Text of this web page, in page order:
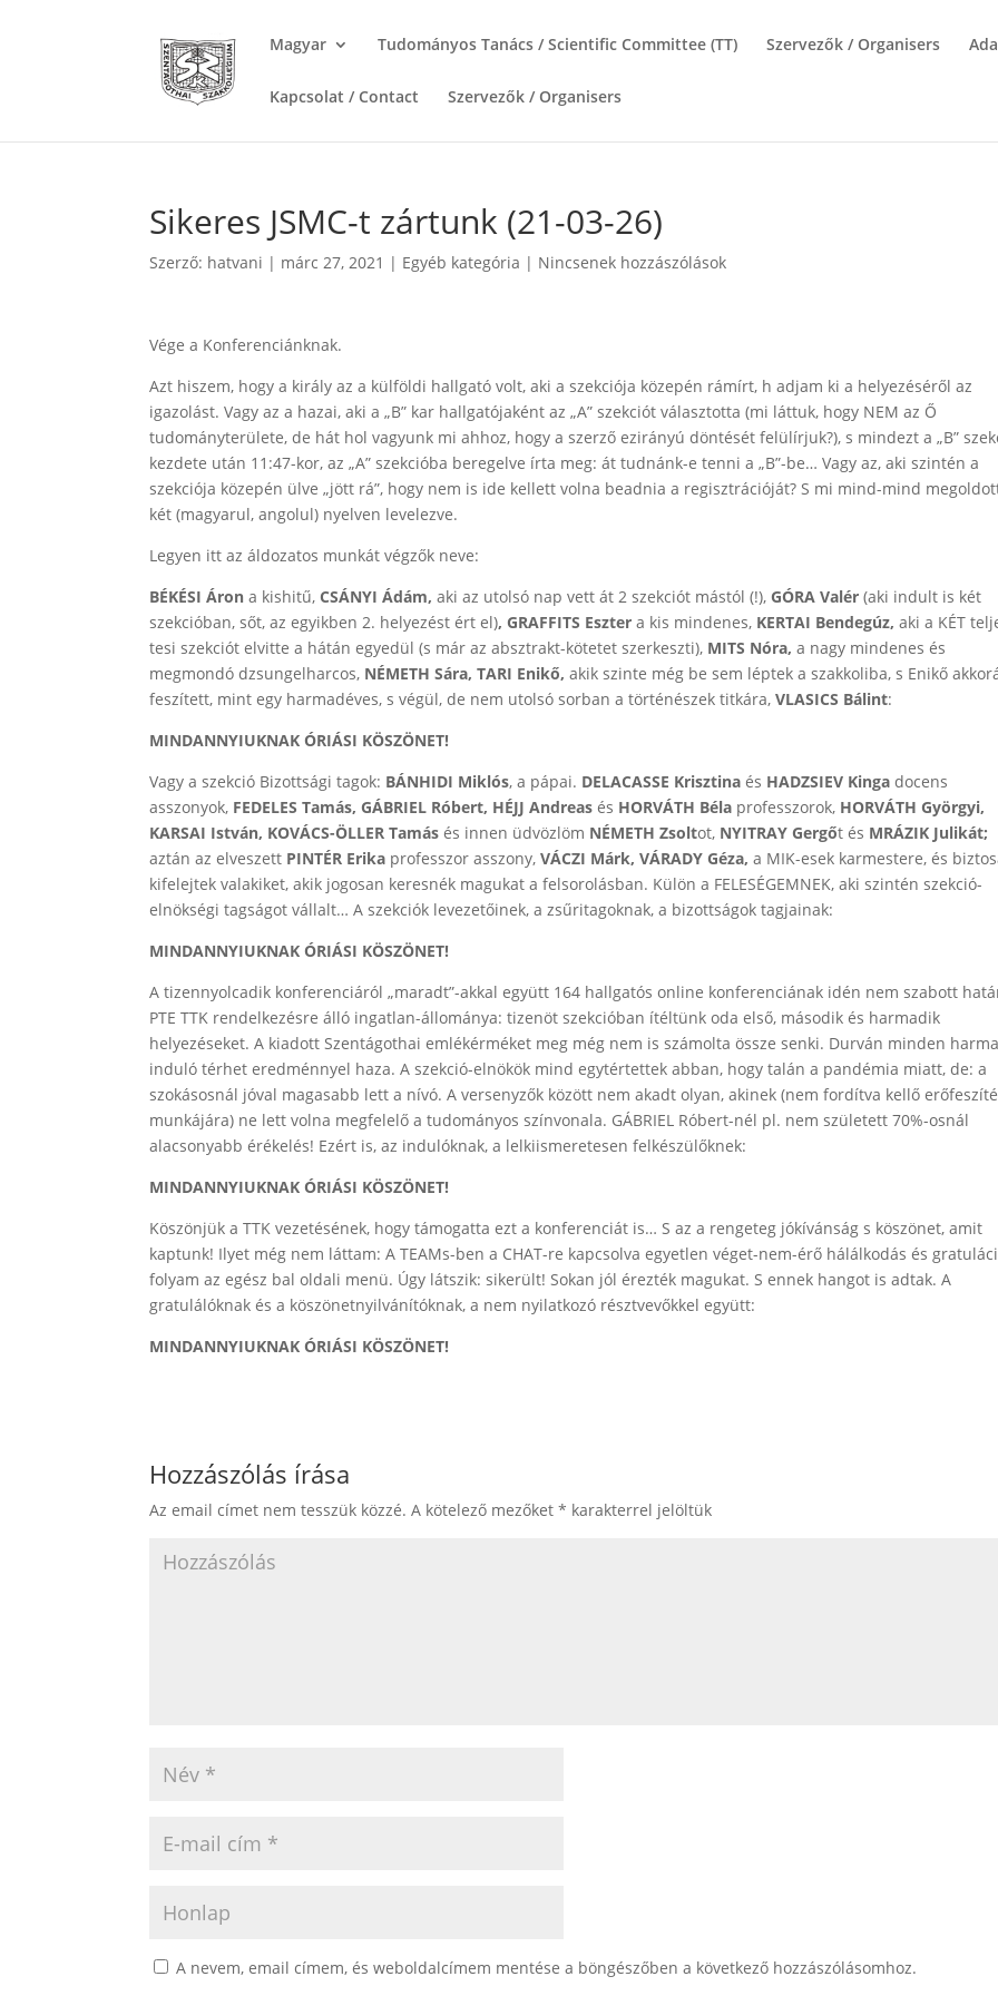
Magyar Tudományos Tanács / Scientific Committee (TT) Szervezők / Organisers
Kapcsolat / Contact Szervezők / Organisers
Sikeres JSMC-t zártunk (21-03-26)
Szerző: hatvani | márc 27, 2021 | Egyéb kategória | Nincsenek hozzászólások
Vége a Konferenciánknak.
Azt hiszem, hogy a király az a külföldi hallgató volt, aki a szekciója közepén rámírt, h adjam ki a helyezéséről az
igazolást. Vagy az a hazai, aki a „B” kar hallgatójaként az „A” szekciót választotta (mi láttuk, hogy NEM az Ő
tudományterülete, de hát hol vagyunk mi ahhoz, hogy a szerző ezirányú döntését felülírjuk?), s mindezt a „B”
kezdete után 11:47-kor, az „A” szekcióba beregelve írta meg: át tudnánk-e tenni a „B”-be… Vagy az, aki szintén a
szekciója közepén ülve „jött rá”, hogy nem is ide kellett volna beadnia a regisztrációját? S mi mind-mind
két (magyarul, angolul) nyelven levelezve.
Legyen itt az áldozatos munkát végzők neve:
BÉKÉSI Árona kishitű,CSÁNYI Ádám, aki az utolsó nap vett át 2 szekciót mástól (!),GÓRA Valér(aki indult is két
szekcióban, sőt, az egyikben 2. helyezést ért el), GRAFFITS Eszter a kis mindenes, KERTAI Bendegúz,aki a KÉT
tesi szekciót elvitte a hátán egyedül (s már az absztrakt-kötetet szerkeszti), MITS Nóra,a nagy mindenes és
megmondó dzsungelharcos, NÉMETH Sára, TARI Enikő, akik szinte még be sem léptek a szakkoliba, s Enikő
feszített, mint egy harmadéves, s végül, de nem utolsó sorban a történészek titkára,VLASICS Bálint:
MINDANNYIUKNAK ÓRIÁSI KÖSZÖNET!
Vagy a szekció Bizottsági tagok: BÁNHIDI Miklós, a pápai. DELACASSE Krisztinaés HADZSIEV Kinga docens
asszonyok, FEDELES Tamás, GÁBRIEL Róbert, HÉJJ Andreasés HORVÁTH Béla professzorok, HORVÁTH Györgyi,
KARSAI István, KOVÁCS-ÖLLER Tamásés innen üdvözlöm NÉMETH Zsoltot, NYITRAY Gergőt és MRÁZIK Julikát;
aztán az elveszett PINTÉR Erika professzor asszony, VÁCZI Márk, VÁRADY Géza, a MIK-esek karmestere, és
kifelejtek valakiket, akik jogosan keresnék magukat a felsorolásban. Külön a FELESÉGEMNEK, aki szintén szekció-
elnökségi tagságot vállalt… A szekciók levezetőinek, a zsűritagoknak, a bizottságok tagjainak:
MINDANNYIUKNAK ÓRIÁSI KÖSZÖNET!
A tizennyolcadik konferenciáról „maradt”-akkal együtt 164 hallgatós online konferenciának idén nem szabott
PTE TTK rendelkezésre álló ingatlan-állománya: tizenöt szekcióban ítéltünk oda első, második és harmadik
helyezéseket. A kiadott Szentágothai emlékérméket meg még nem is számolta össze senki. Durván minden
induló térhet eredménnyel haza. A szekció-elnökök mind egytértettek abban, hogy talán a pandémia miatt, de: a
szokásosnál jóval magasabb lett a nívó. A versenyzők között nem akadt olyan, akinek (nem fordítva kellő
munkájára) ne lett volna megfelelő a tudományos színvonala. GÁBRIEL Róbert-nél pl. nem született 70%-osnál
alacsonyabb érékelés! Ezért is, az indulóknak, a lelkiismeretesen felkészülőknek:
MINDANNYIUKNAK ÓRIÁSI KÖSZÖNET!
Köszönjük a TTK vezetésének, hogy támogatta ezt a konferenciát is… S az a rengeteg jókívánság s köszönet, amit
kaptunk! Ilyet még nem láttam: A TEAMs-ben a CHAT-re kapcsolva egyetlen véget-nem-érő hálálkodás és
folyam az egész bal oldali menü. Úgy látszik: sikerült! Sokan jól érezték magukat. S ennek hangot is adtak. A
gratulálóknak és a köszönetnyilvánítóknak, a nem nyilatkozó résztvevőkkel együtt:
MINDANNYIUKNAK ÓRIÁSI KÖSZÖNET!
Hozzászólás írása
Az email címet nem tesszük közzé. A kötelező mezőket* karakterrel jelöltük
A nevem, email címem, és weboldalcímem mentése a böngészőben a következő hozzászólásomhoz.